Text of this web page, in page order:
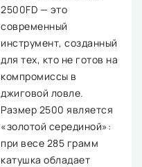
2500FD — это
современный
инструмент, созданный
для тех, кто не готов на
компромиссы в
джиговой ловле.
Размер 2500 является
«золотой серединой»:
при весе 285 грамм
катушка обладает